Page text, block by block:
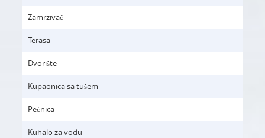
Zamrzivač
Terasa
Dvorište
Kupaonica sa tušem
Pećnica
Kuhalo za vodu